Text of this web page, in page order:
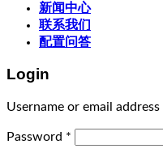
新闻中心
联系我们
配置问答
Login
Username or email address
Password *